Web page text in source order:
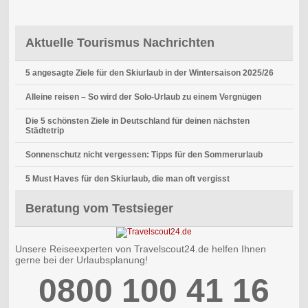
Aktuelle Tourismus Nachrichten
5 angesagte Ziele für den Skiurlaub in der Wintersaison 2025/26
Alleine reisen – So wird der Solo-Urlaub zu einem Vergnügen
Die 5 schönsten Ziele in Deutschland für deinen nächsten
Städtetrip
Sonnenschutz nicht vergessen: Tipps für den Sommerurlaub
5 Must Haves für den Skiurlaub, die man oft vergisst
Beratung vom Testsieger
Unsere Reiseexperten von Travelscout24.de helfen Ihnen
gerne bei der Urlaubsplanung!
0800 100 41 16